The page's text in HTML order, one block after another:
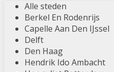
Alle steden
Berkel En Rodenrijs
Capelle Aan Den IJssel
Delft
Den Haag
Hendrik Ido Ambacht